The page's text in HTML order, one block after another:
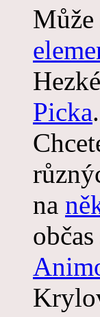
Může
Picka.
na